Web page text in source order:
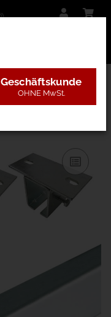
Geschäftskunde
OHNE MwSt.